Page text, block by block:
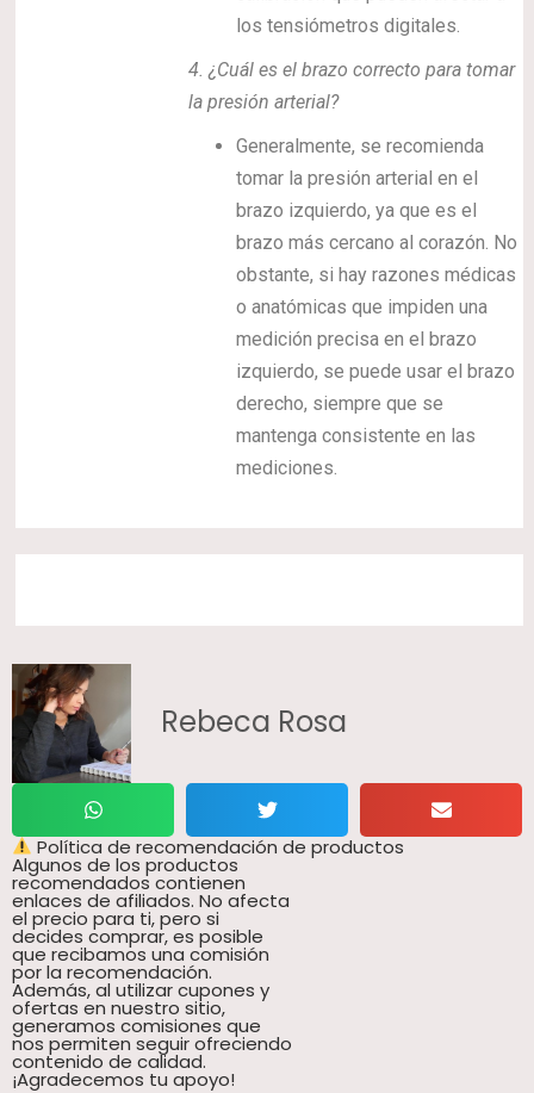
los tensiómetros digitales.
4.¿Cuál es el brazo correcto para tomar
la presión arterial?
Generalmente, se recomienda
tomar la presión arterial en el
brazo izquierdo, ya que es el
brazo más cercano al corazón. No
obstante, si hay razones médicas
o anatómicas que impiden una
medición precisa en el brazo
izquierdo, se puede usar el brazo
derecho, siempre que se
mantenga consistente en las
mediciones.
Rebeca Rosa
Política de recomendación de productos
Algunos de los productos
recomendados contienen
enlaces de afiliados. No afecta
el precio para ti, pero si
decides comprar, es posible
que recibamos una comisión
por la recomendación.
Además, al utilizar cupones y
ofertas en nuestro sitio,
generamos comisiones que
nos permiten seguir ofreciendo
contenido de calidad.
¡Agradecemos tu apoyo!